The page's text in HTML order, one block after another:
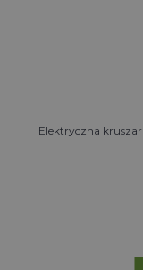
Elektryczna